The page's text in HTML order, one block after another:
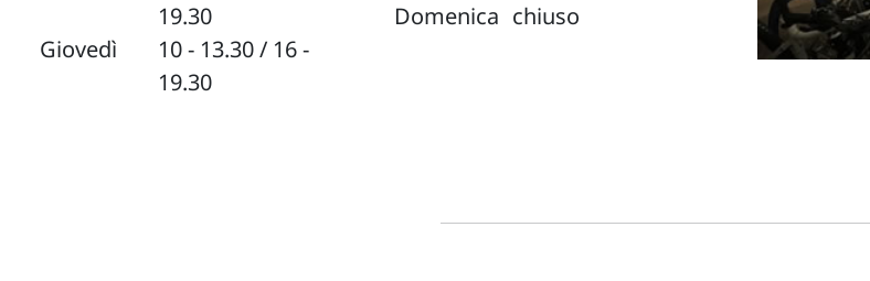
19.30
Giovedì
10 - 13.30 / 16 -
19.30
Domenica chiuso